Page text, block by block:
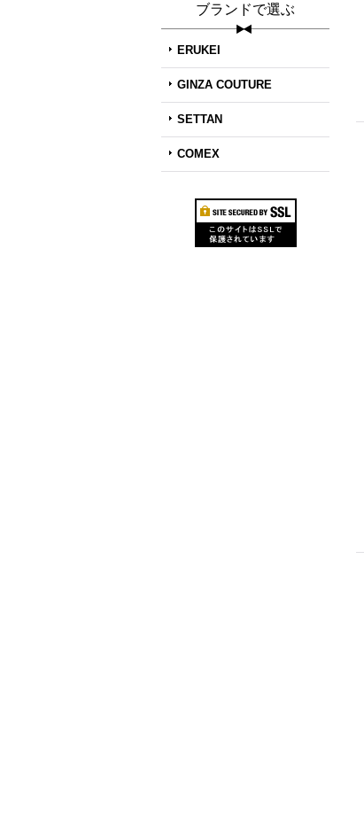
ブランドで選ぶ
ERUKEI
GINZA COUTURE
SETTAN
COMEX